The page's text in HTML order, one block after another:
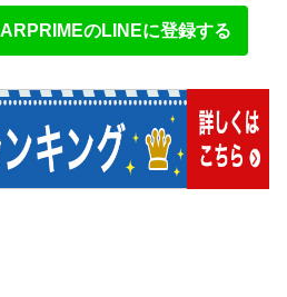
のLINEに登録する